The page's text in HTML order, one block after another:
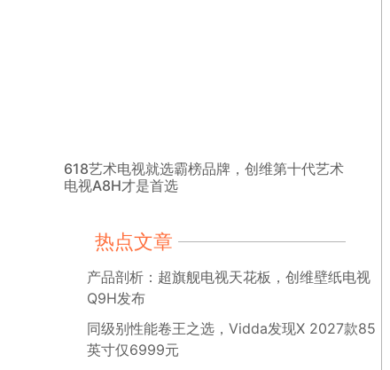
618艺术电视就选霸榜品牌，创维第十代艺术
电视A8H才是首选
热点文章
产品剖析：超旗舰电视天花板，创维壁纸电视
Q9H发布
同级别性能卷王之选，Vidda发现X 2027款85
英寸仅6999元